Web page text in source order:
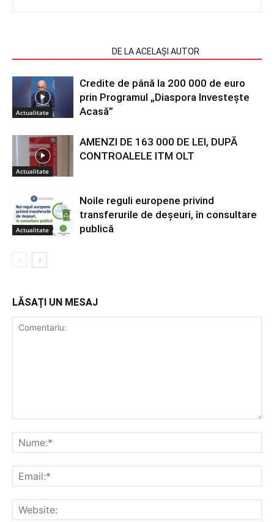
DE LA ACELAȘI AUTOR
Actualitate
Credite de până la 200 000 de euro
prin Programul „Diaspora Investește
Acasă”
Actualitate
AMENZI DE 163 000 DE LEI, DUPĂ
CONTROALELE ITM OLT
Actualitate
Noile reguli europene privind
transferurile de deșeuri, în consultare
publică
LĂSAȚI UN MESAJ